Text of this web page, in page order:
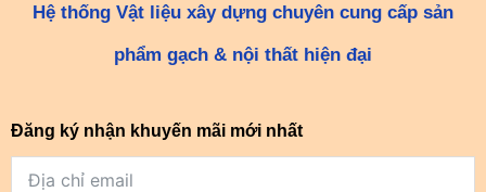
Hệ thống Vật liệu xây dựng chuyên cung cấp sản
phẩm gạch & nội thất hiện đại
Đăng ký nhận khuyến mãi mới nhất